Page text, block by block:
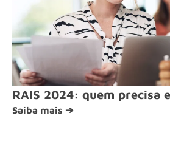
RAIS 2024: quem precisa
Saiba mais ➔